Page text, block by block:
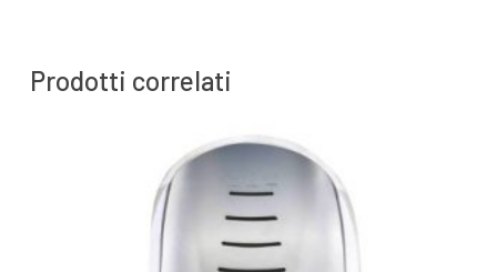
Prodotti correlati